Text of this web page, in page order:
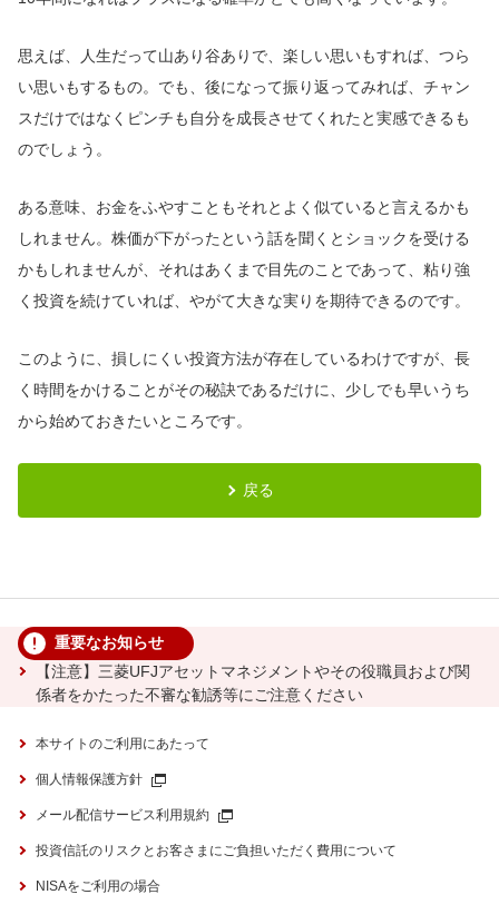
思えば、人生だって山あり谷ありで、楽しい思いもすれば、つら
い思いもするもの。でも、後になって振り返ってみれば、チャン
スだけではなくピンチも自分を成長させてくれたと実感できるも
のでしょう。
ある意味、お金をふやすこともそれとよく似ていると言えるかも
しれません。株価が下がったという話を聞くとショックを受ける
かもしれませんが、それはあくまで目先のことであって、粘り強
く投資を続けていれば、やがて大きな実りを期待できるのです。
このように、損しにくい投資方法が存在しているわけですが、長
く時間をかけることがその秘訣であるだけに、少しでも早いうち
から始めておきたいところです。
戻る
重要なお知らせ
【注意】三菱UFJアセットマネジメントやその役職員および関
係者をかたった不審な勧誘等にご注意ください
本サイトのご利用にあたって
個人情報保護方針
メール配信サービス利用規約
投資信託のリスクとお客さまにご負担いただく費用について
NISAをご利用の場合